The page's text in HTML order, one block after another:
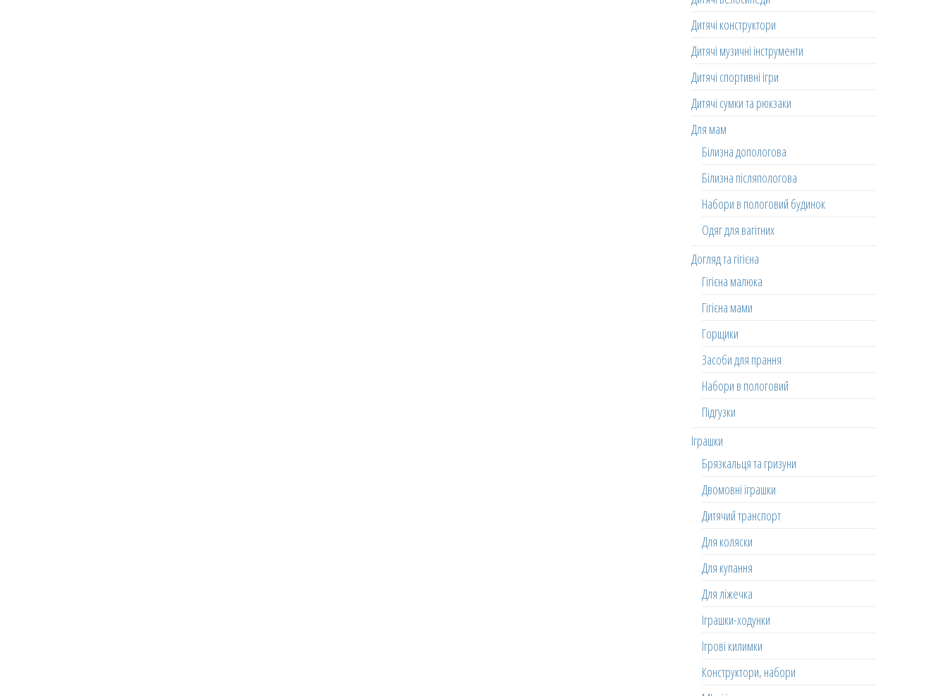
Дитячі конструктори
Дитячі музичні інструменти
Дитячі спортивні ігри
Дитячі сумки та рюкзаки
Для мам
Білизна допологова
Білизна післяпологова
Набори в пологовий будинок
Одяг для вагітних
Догляд та гігієна
Гігієна малюка
Гігієна мами
Горщики
Засоби для прання
Набори в пологовий
Підгузки
Іграшки
Брязкальця та гризуни
Двомовні іграшки
Дитячий транспорт
Для коляски
Для купання
Для ліжечка
Іграшки-ходунки
Ігрові килимки
Конструктори, набори